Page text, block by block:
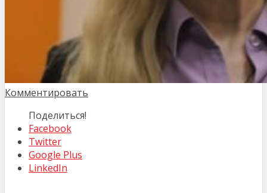
Комментировать
Поделиться!
Facebook
Twitter
Google Plus
LinkedIn